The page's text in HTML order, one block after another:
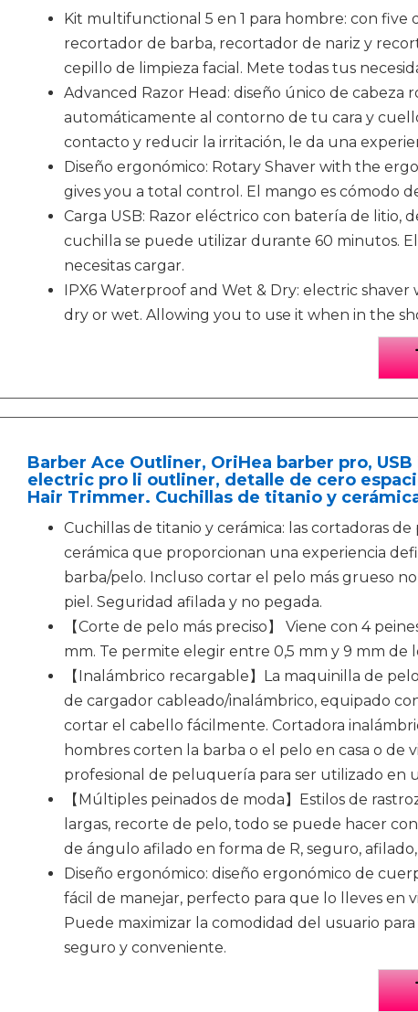
Kit multifunctional 5 en 1 para hombre: con five
recortador de barba, recortador de nariz y
cepillo de limpieza facial. Mete todas tus
Advanced Razor Head: diseño único de cabeza
automáticamente al contorno de tu cara y
contacto y reducir la irritación, le da una
Diseño ergonómico: Rotary Shaver with the
gives you a total control. El mango es cómodo
Carga USB: Razor eléctrico con batería de litio,
cuchilla se puede utilizar durante 60 minutos.
necesitas cargar.
IPX6 Waterproof and Wet & Dry: electric
dry or wet. Allowing you to use it when in the
Barber Ace Outliner, OriHea barber pro,
electric pro li outliner, detalle de cero
Hair Trimmer. Cuchillas de titanio y
Cuchillas de titanio y cerámica: las cortadoras
cerámica que proporcionan una experiencia
barba/pelo. Incluso cortar el pelo más grueso
piel. Seguridad afilada y no pegada.
【Corte de pelo más preciso】 Viene con 4
mm. Te permite elegir entre 0,5 mm y 9 mm
【Inalámbrico recargable】La maquinilla de
de cargador cableado/inalámbrico, equipado
cortar el cabello fácilmente. Cortadora
hombres corten la barba o el pelo en casa o de
profesional de peluquería para ser utilizado en
【Múltiples peinados de moda】Estilos de
largas, recorte de pelo, todo se puede hacer
de ángulo afilado en forma de R, seguro,
Diseño ergonómico: diseño ergonómico de
fácil de manejar, perfecto para que lo lleves en
Puede maximizar la comodidad del usuario
seguro y conveniente.